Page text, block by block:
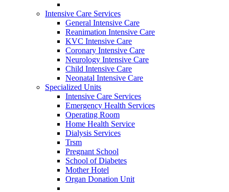
Intensive Care Services
General Intensive Care
Reanimation Intensive Care
KVC Intensive Care
Coronary Intensive Care
Neurology Intensive Care
Child Intensive Care
Neonatal Intensive Care
Specialized Units
Intensive Care Services
Emergency Health Services
Operating Room
Home Health Service
Dialysis Services
Trsm
Pregnant School
School of Diabetes
Mother Hotel
Organ Donation Unit